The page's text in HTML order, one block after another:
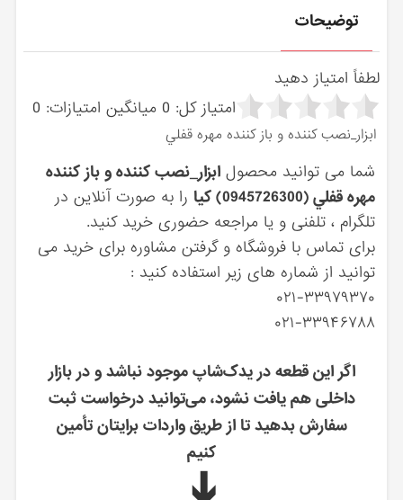
توضیحات
لطفاً امتیاز دهید
امتیاز کل: 0 میانگین امتیازات: 0
ابزار_نصب كننده و باز كننده مهره قفلي
شما می توانید محصولابزار_نصب كننده و باز كننده
مهره قفلي (0945726300) کیا
را به صورت آنلاین در
تلگرام ، تلفنی و یا مراجعه حضوری خرید کنید.
برای تماس با فروشگاه و گرفتن مشاوره برای خرید می
توانید از شماره های زیر استفاده کنید :
۰۲۱-۳۳۹۷۹۳۷۰
۰۲۱-۳۳۹۴۶۷۸۸
اگر این قطعه در یدک‌شاپ موجود نباشد و در بازار
داخلی هم یافت نشود، می‌توانید درخواست ثبت
سفارش بدهید تا از طریق واردات برایتان تأمین
کنیم
➔